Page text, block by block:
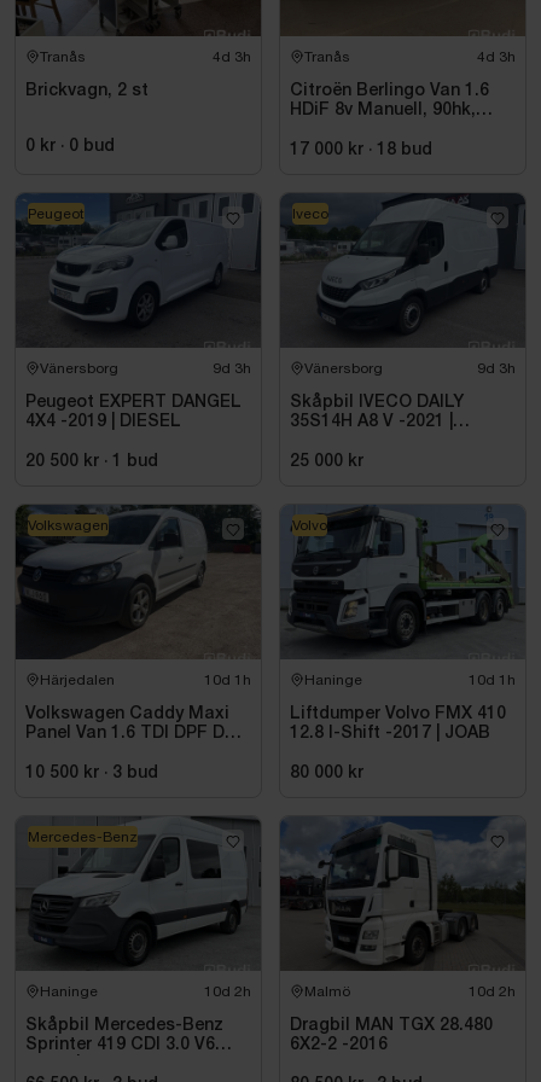
Tranås 4d 3h
Brickvagn, 2 st
0 kr · 0 bud
Tranås 4d 3h
Citroën Berlingo Van 1.6
HDiF 8v Manuell, 90hk,
17 000 kr · 18 bud
Vänersborg 9d 3h
Peugeot EXPERT DANGEL
4X4 -2019 | DIESEL
20 500 kr · 1 bud
Peugeot
Vänersborg 9d 3h
Skåpbil IVECO DAILY
35S14H A8 V -2021 |
25 000 kr
Iveco
Härjedalen 10d 1h
Volkswagen Caddy Maxi
Panel Van 1.6 TDI DPF DSG
10 500 kr · 3 bud
Volkswagen
Haninge 10d 1h
Liftdumper Volvo FMX 410
12.8 I-Shift -2017 | JOAB
80 000 kr
Volvo
Haninge 10d 2h
Skåpbil Mercedes-Benz
Sprinter 419 CDI 3.0 V6
Mercedes-Benz
Malmö 10d 2h
Dragbil MAN TGX 28.480
6X2-2 -2016